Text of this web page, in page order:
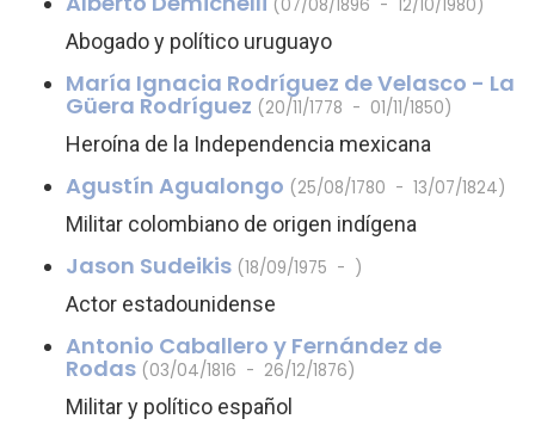
(07/08/1896 - 12/10/1980)
Abogado y político uruguayo
María Ignacia Rodríguez de Velasco - La
Güera Rodríguez (20/11/1778 - 01/11/1850)
Heroína de la Independencia mexicana
Agustín Agualongo (25/08/1780 - 13/07/1824)
Militar colombiano de origen indígena
Jason Sudeikis (18/09/1975 - )
Actor estadounidense
Antonio Caballero y Fernández de
Rodas (03/04/1816 - 26/12/1876)
Militar y político español